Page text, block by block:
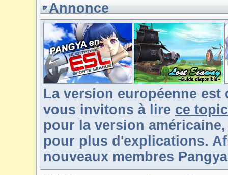
Annonce
La version européenne
vous invitons à lire ce topic
pour la version
pour plus d'explications.
nouveaux membres